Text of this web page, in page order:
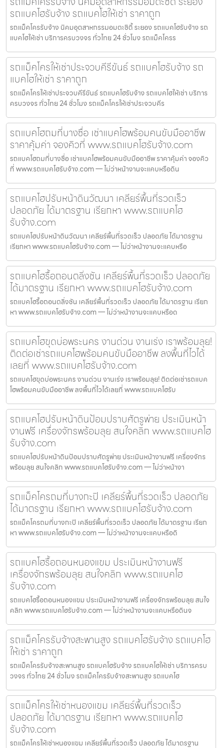
รถแบคโฮรับจ้าง รถแบคโฮให้เช่า ราคาถูก
รถแม็คโครรับจ้าง นิคมอุตสาหกรรมอมตะซิตี้ ระยอง รถแบคโฮรับจ้าง รถ
แบคโฮให้เช่า บริการครบวงจร ทั่วไทย 24 ชั่วโมง รถแม็คโครร
รถแม็คโครให้เช่าประจวบคีรีขันธ์ รถแบคโฮรับจ้าง รถ
แบคโฮให้เช่า ราคาถูก
รถแม็คโครให้เช่าประจวบคีรีขันธ์ รถแบคโฮรับจ้าง รถแบคโฮให้เช่า บริการ
ครบวงจร ทั่วไทย 24 ชั่วโมง รถแม็คโครให้เช่าประจวบคีร
รถแบคโฮถมที่บางซื่อ เช่าแบคโฮพร้อมคนขับมืออาชีพ
ราคาคุ้มค่า จองคิวที่ www.รถแบคโฮรับจ้าง.com
รถแบคโฮถมที่บางซื่อ เช่าแบคโฮพร้อมคนขับมืออาชีพ ราคาคุ้มค่า จองคิว
ที่ www.รถแบคโฮรับจ้าง.com — ไม่ว่าหน้างานจะแคบหรือดิน
รถแบคโฮปรับหน้าดินวัฒนา เคลียร์พื้นที่รวดเร็ว
ปลอดภัย ได้มาตรฐาน เรียกหา www.รถแบคโฮ
รับจ้าง.com
รถแบคโฮปรับหน้าดินวัฒนา เคลียร์พื้นที่รวดเร็ว ปลอดภัย ได้มาตรฐาน
เรียกหา www.รถแบคโฮรับจ้าง.com — ไม่ว่าหน้างานจะแคบหรือ
รถแบคโฮรื้อถอนตลิ่งชัน เคลียร์พื้นที่รวดเร็ว ปลอดภัย
ได้มาตรฐาน เรียกหา www.รถแบคโฮรับจ้าง.com
รถแบคโฮรื้อถอนตลิ่งชัน เคลียร์พื้นที่รวดเร็ว ปลอดภัย ได้มาตรฐาน เรียก
หา www.รถแบคโฮรับจ้าง.com — ไม่ว่าหน้างานจะแคบหรือด
รถแบคโฮขุดบ่อพระนคร งานด่วน งานเร่ง เราพร้อมลุย!
ติดต่อเช่ารถแบคโฮพร้อมคนขับมืออาชีพ ลงพื้นที่ไวได้
เลยที่ www.รถแบคโฮรับจ้าง.com
รถแบคโฮขุดบ่อพระนคร งานด่วน งานเร่ง เราพร้อมลุย! ติดต่อเช่ารถแบค
โฮพร้อมคนขับมืออาชีพ ลงพื้นที่ไวได้เลยที่ www.รถแบคโฮรับ
รถแบคโฮปรับหน้าดินป้อมปราบศัตรูพ่าย ประเมินหน้า
งานฟรี เครื่องจักรพร้อมลุย สนใจคลิก www.รถแบคโฮ
รับจ้าง.com
รถแบคโฮปรับหน้าดินป้อมปราบศัตรูพ่าย ประเมินหน้างานฟรี เครื่องจักร
พร้อมลุย สนใจคลิก www.รถแบคโฮรับจ้าง.com — ไม่ว่าหน้างา
รถแม็คโครถมที่บางกะปิ เคลียร์พื้นที่รวดเร็ว ปลอดภัย
ได้มาตรฐาน เรียกหา www.รถแบคโฮรับจ้าง.com
รถแม็คโครถมที่บางกะปิ เคลียร์พื้นที่รวดเร็ว ปลอดภัย ได้มาตรฐาน เรียก
หา www.รถแบคโฮรับจ้าง.com — ไม่ว่าหน้างานจะแคบหรือดิ
รถแบคโฮรื้อถอนหนองแขม ประเมินหน้างานฟรี
เครื่องจักรพร้อมลุย สนใจคลิก www.รถแบคโฮ
รับจ้าง.com
รถแบคโฮรื้อถอนหนองแขม ประเมินหน้างานฟรี เครื่องจักรพร้อมลุย สนใจ
คลิก www.รถแบคโฮรับจ้าง.com — ไม่ว่าหน้างานจะแคบหรือดินจ
รถแม็คโครรับจ้างสะพานสูง รถแบคโฮรับจ้าง รถแบคโฮ
ให้เช่า ราคาถูก
รถแม็คโครรับจ้างสะพานสูง รถแบคโฮรับจ้าง รถแบคโฮให้เช่า บริการครบ
วงจร ทั่วไทย 24 ชั่วโมง รถแม็คโครรับจ้างสะพานสูง รถแบคโฮ
รถแม็คโครให้เช่าหนองแขม เคลียร์พื้นที่รวดเร็ว
ปลอดภัย ได้มาตรฐาน เรียกหา www.รถแบคโฮ
รับจ้าง.com
รถแม็คโครให้เช่าหนองแขม เคลียร์พื้นที่รวดเร็ว ปลอดภัย ได้มาตรฐาน